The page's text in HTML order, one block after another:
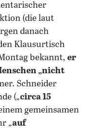
(die laut
danach
Klausurtisch
bekannt, er
„nicht
Schneider
(„circa 15
gemeinsamen
„auf